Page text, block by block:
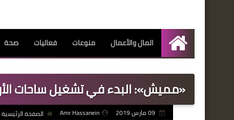
الرئيسية
المال والأعمال منوعات فعاليات صحة
«مميش»: البدء في تشغيل ساحات
Amr Hassanein الصفحة الرئيسية